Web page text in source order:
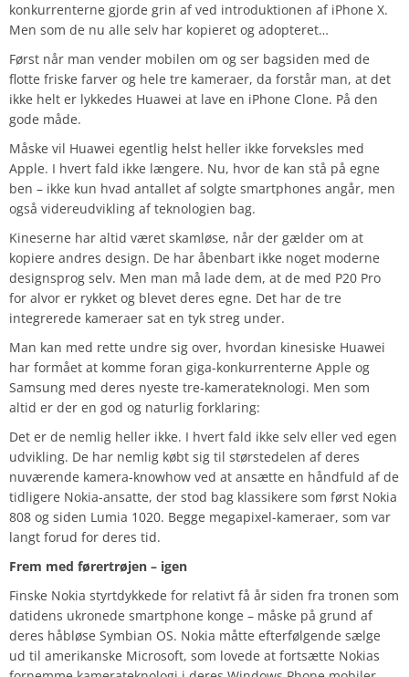
konkurrenterne gjorde grin af ved introduktionen af iPhone X.
Men som de nu alle selv har kopieret og adopteret…
Først når man vender mobilen om og ser bagsiden med de
flotte friske farver og hele tre kameraer, da forstår man, at det
ikke helt er lykkedes Huawei at lave en iPhone Clone. På den
gode måde.
Måske vil Huawei egentlig helst heller ikke forveksles med
Apple. I hvert fald ikke længere. Nu, hvor de kan stå på egne
ben – ikke kun hvad antallet af solgte smartphones angår, men
også videreudvikling af teknologien bag.
Kineserne har altid været skamløse, når der gælder om at
kopiere andres design. De har åbenbart ikke noget moderne
designsprog selv. Men man må lade dem, at de med P20 Pro
for alvor er rykket og blevet deres egne. Det har de tre
integrerede kameraer sat en tyk streg under.
Man kan med rette undre sig over, hvordan kinesiske Huawei
har formået at komme foran giga-konkurrenterne Apple og
Samsung med deres nyeste tre-kamerateknologi. Men som
altid er der en god og naturlig forklaring:
Det er de nemlig heller ikke. I hvert fald ikke selv eller ved egen
udvikling. De har nemlig købt sig til størstedelen af deres
nuværende kamera-knowhow ved at ansætte en håndfuld af de
tidligere Nokia-ansatte, der stod bag klassikere som først Nokia
808 og siden Lumia 1020. Begge megapixel-kameraer, som var
langt forud for deres tid.
Frem med førertrøjen – igen
Finske Nokia styrtdykkede for relativt få år siden fra tronen som
datidens ukronede smartphone konge – måske på grund af
deres håbløse Symbian OS. Nokia måtte efterfølgende sælge
ud til amerikanske Microsoft, som lovede at fortsætte Nokias